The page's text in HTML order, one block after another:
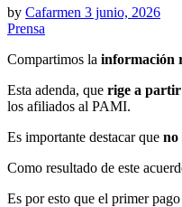
by Cafarmen 3 junio, 2026
Prensa
Compartimos la información
Esta adenda, que rige a partir
los afiliados al PAMI.
Es importante destacar que no
Como resultado de este
Es por esto que el primer